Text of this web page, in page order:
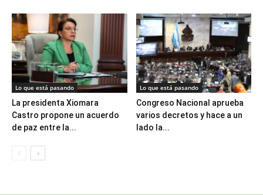
Lo que está pasando
La presidenta Xiomara
Castro propone un acuerdo
de paz entre la...
Lo que está pasando
Congreso Nacional aprueba
varios decretos y hace a un
lado la...